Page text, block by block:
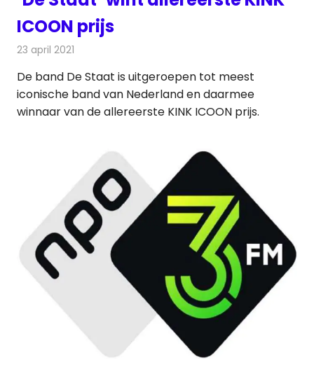
ICOON prijs
23 april 2021
De band De Staat is uitgeroepen tot meest
iconische band van Nederland en daarmee
winnaar van de allereerste KINK ICOON prijs.